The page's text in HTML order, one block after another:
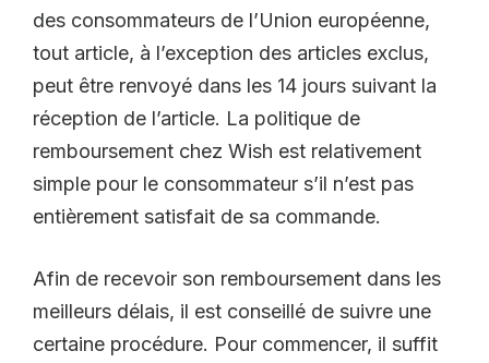
des consommateurs de l’Union européenne,
tout article, à l’exception des articles exclus,
peut être renvoyé dans les 14 jours suivant la
réception de l’article. La politique de
remboursement chez Wish est relativement
simple pour le consommateur s’il n’est pas
entièrement satisfait de sa commande.
Afin de recevoir son remboursement dans les
meilleurs délais, il est conseillé de suivre une
certaine procédure. Pour commencer, il suffit